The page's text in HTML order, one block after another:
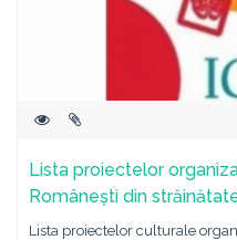
Lista proiectelor
Românești din
Lista proiectelor culturale